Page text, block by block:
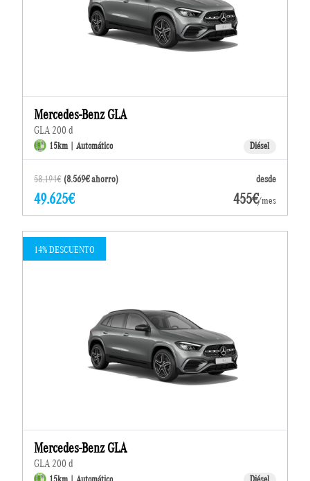
Mercedes-Benz GLA
GLA 200 d
15km | Automático Diésel
58.194€ (8.569€ ahorro) desde
49.625€ 455€/mes
14% DESCUENTO
Mercedes-Benz GLA
GLA 200 d